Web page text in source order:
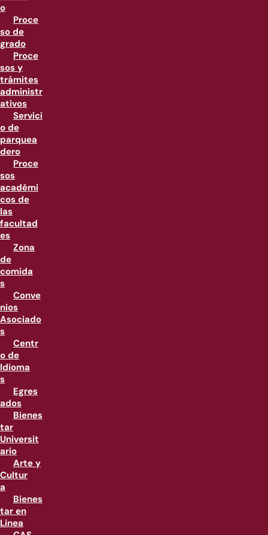
o
Proce
so de
grado
Proce
sos y
trámites
administr
ativos
Servici
o de
parquea
dero
Proce
sos
académi
cos de
las
facultad
es
Zona
de
comida
s
Conve
nios
Asociado
s
Centr
o de
Idioma
s
Egres
ados
Bienes
tar
Universit
ario
Arte y
Cultur
a
Bienes
tar en
Linea